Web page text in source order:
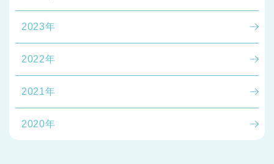
2023年
2022年
2021年
2020年